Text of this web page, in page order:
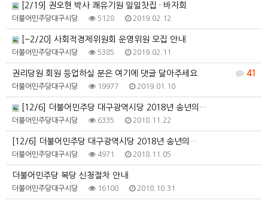
[2/19] 권오현 박사 쾌유기원 일일찻집 · 바자회
더불어민주당대구시당 5128 2019.02.12
[~2/20] 사회적경제위원회 운영위원 모집 안내
더불어민주당대구시당 5385 2019.02.11
41
권리당원 회원 등업하실 분은 여기에 댓글 달아주세요
더불어민주당대구시당 19977 2019.01.10
[12/6] 더불어민주당 대구광역시당 2018년 송년의…
더불어민주당대구시당 6335 2018.11.22
[12/6] 더불어민주당 대구광역시당 2018년 송년의…
더불어민주당대구시당 4971 2018.11.05
더불어민주당 복당 신청절차 안내
더불어민주당대구시당 16100 2018.10.31